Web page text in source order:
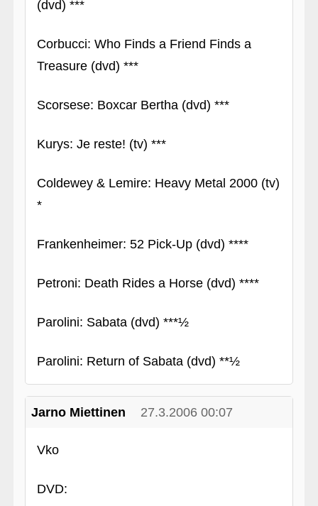
(dvd) ***
Corbucci: Who Finds a Friend Finds a
Treasure (dvd) ***
Scorsese: Boxcar Bertha (dvd) ***
Kurys: Je reste! (tv) ***
Coldewey & Lemire: Heavy Metal 2000 (tv)
*
Frankenheimer: 52 Pick-Up (dvd) ****
Petroni: Death Rides a Horse (dvd) ****
Parolini: Sabata (dvd) ***½
Parolini: Return of Sabata (dvd) **½
Jarno Miettinen 27.3.2006 00:07
Vko
DVD: